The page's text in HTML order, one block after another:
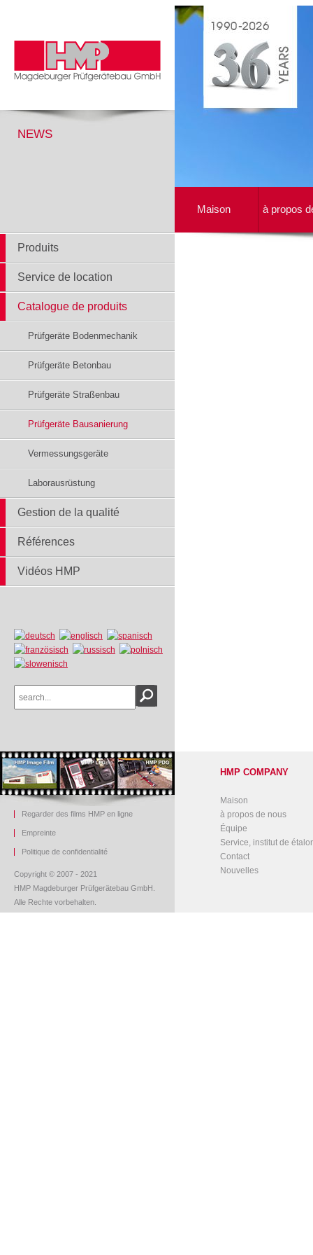
NEWS
Maison à propos
Produits
Service de location
Catalogue de produits
Prüfgeräte Bodenmechanik
Prüfgeräte Betonbau
Prüfgeräte Straßenbau
Prüfgeräte Bausanierung
Vermessungsgeräte
Laborausrüstung
Gestion de la qualité
Références
Vidéos HMP
Regarder des films HMP en ligne
Empreinte
Politique de confidentialité
Copyright © 2007 - 2021
HMP Magdeburger Prüfgerätebau GmbH.
Alle Rechte vorbehalten.
HMP COMPANY
Maison
à propos de nous
Équipe
Service, institut de
Contact
Nouvelles